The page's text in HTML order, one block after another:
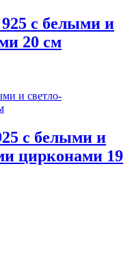
925 с белыми и
20 см
с белыми и
цирконами 19